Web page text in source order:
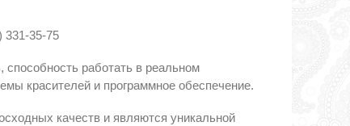
331-35-75
работать в реальном
красителей и программное обеспечение.
качеств и являются уникальной